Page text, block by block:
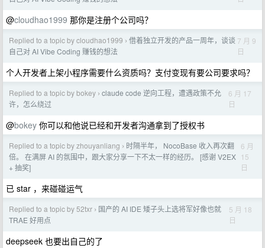
@cloudhao1999 那你是注册个公司吗？
Replied to a topic by cloudhao1999 › 借着独立开发的产品一周年，谈谈
自己对 AI Vibe Coding 赚钱的想法
7 月 9
日
个人开发者上架小程序需要什么资质吗？支付变现有要公司要求吗？
Replied to a topic by bokey › claude code 逆向工程，遭遇政策不允
许，怎么绕过
6 月 17
日
@bokey 你可以和他说已经和开发者沟通拿到了授权书
Replied to a topic by zhouyanliang › 时隔半年， NocoBase 收入再次翻
倍。 在满屏 AI 的氛围中，跟大家分享一下不太一样的经历。 [感谢 V2EX
+ 抽奖]
6 月
15
日
已 star ，来碰碰运气
Replied to a topic by 52txr › 国产的 AI IDE 矮子头上选将军好像也就
TRAE 好用点
5 月 18
日
deepseek 也要出自己的了